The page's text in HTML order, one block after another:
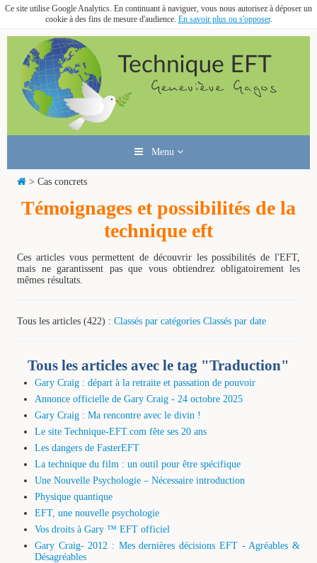
Ce site utilise Google Analytics. En continuant à naviguer, vous nous autorisez à déposer un
cookie à des fins de mesure d'audience. En savoir plus ou s'opposer.
Menu
> Cas concrets
Témoignages et possibilités de la
technique eft
Ces articles vous permettent de découvrir les possibilités de l'EFT,
mais ne garantissent pas que vous obtiendrez obligatoirement les
mêmes résultats.
Tous les articles (422) : Classés par catégories Classés par date
Tous les articles avec le tag "Traduction"
Gary Craig : départ à la retraite et passation de pouvoir
Annonce officielle de Gary Craig - 24 octobre 2025
Gary Craig : Ma rencontre avec le divin !
Le site Technique-EFT.com fête ses 20 ans
Les dangers de FasterEFT
La technique du film : un outil pour être spécifique
Une Nouvelle Psychologie – Nécessaire introduction
Physique quantique
EFT, une nouvelle psychologie
Vos droits à Gary ™ EFT officiel
Gary Craig- 2012 : Mes dernières décisions EFT - Agréables &
Désagréables